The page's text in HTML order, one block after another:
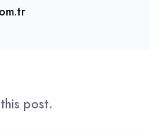
post.